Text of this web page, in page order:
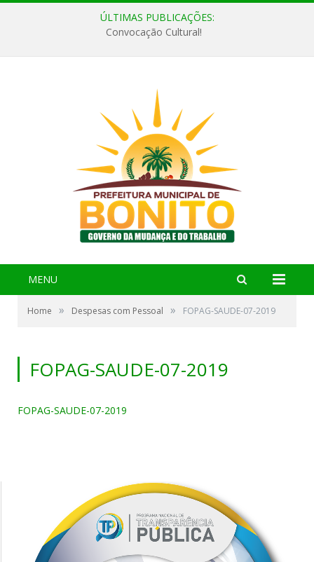
ÚLTIMAS PUBLICAÇÕES:
Convocação Cultural!
MENU
Home » Despesas com Pessoal » FOPAG-SAUDE-07-2019
FOPAG-SAUDE-07-2019
FOPAG-SAUDE-07-2019